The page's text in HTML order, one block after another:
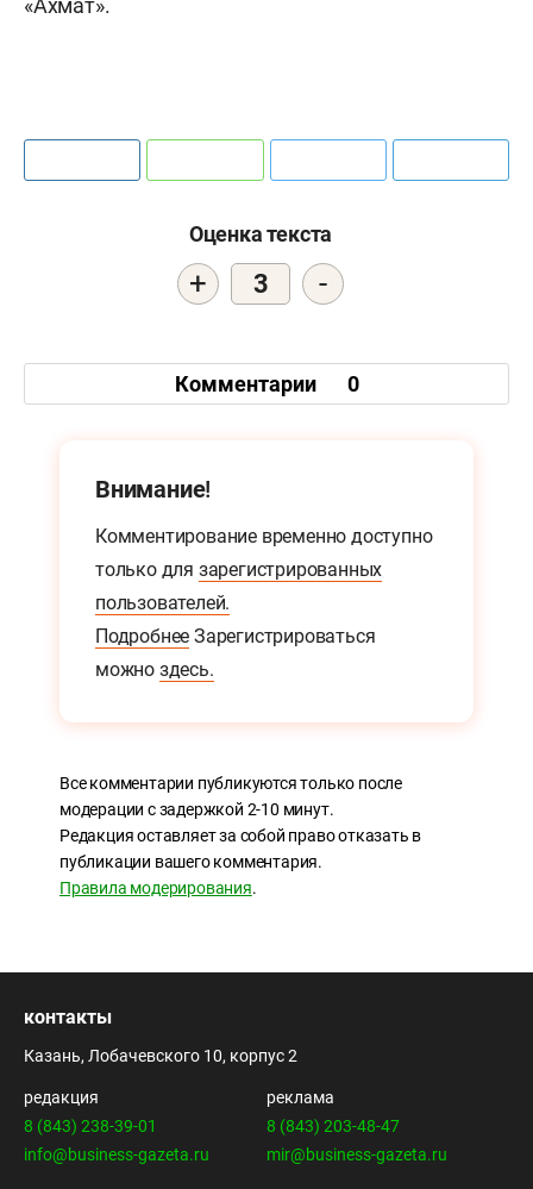
«Ахмат».
Оценка текста
+ 3 -
Комментарии 0
Внимание!
Комментирование временно доступно
только для зарегистрированных
пользователей.
Подробнее Зарегистрироваться
можно здесь.
Все комментарии публикуются только после
модерации с задержкой 2-10 минут.
Редакция оставляет за собой право отказать в
публикации вашего комментария.
Правила модерирования.
контакты
Казань, Лобачевского 10, корпус 2
редакция
8 (843) 238-39-01
info@business-gazeta.ru
реклама
8 (843) 203-48-47
mir@business-gazeta.ru